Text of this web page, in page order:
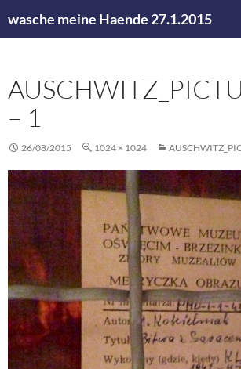
Inhalt
wasche meine Haende 27.1.2015
– 1
26/08/2015 1024 × 1024